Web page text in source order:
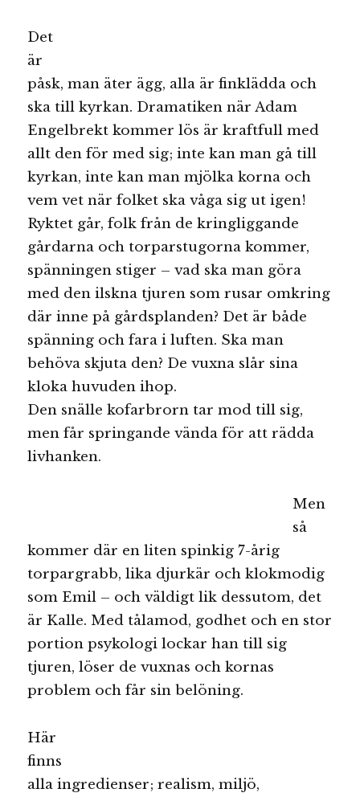
Det
är
påsk, man äter ägg, alla är finklädda och
ska till kyrkan. Dramatiken när Adam
Engelbrekt kommer lös är kraftfull med
allt den för med sig; inte kan man gå till
kyrkan, inte kan man mjölka korna och
vem vet när folket ska våga sig ut igen!
Ryktet går, folk från de kringliggande
gårdarna och torparstugorna kommer,
spänningen stiger – vad ska man göra
med den ilskna tjuren som rusar omkring
där inne på gårdsplanden? Det är både
spänning och fara i luften. Ska man
behöva skjuta den? De vuxna slår sina
kloka huvuden ihop.
Den snälle kofarbrorn tar mod till sig,
men får springande vända för att rädda
livhanken.
Men
så
kommer där en liten spinkig 7-årig
torpargrabb, lika djurkär och klokmodig
som Emil – och väldigt lik dessutom, det
är Kalle. Med tålamod, godhet och en stor
portion psykologi lockar han till sig
tjuren, löser de vuxnas och kornas
problem och får sin belöning.
Här
finns
alla ingredienser; realism, miljö,